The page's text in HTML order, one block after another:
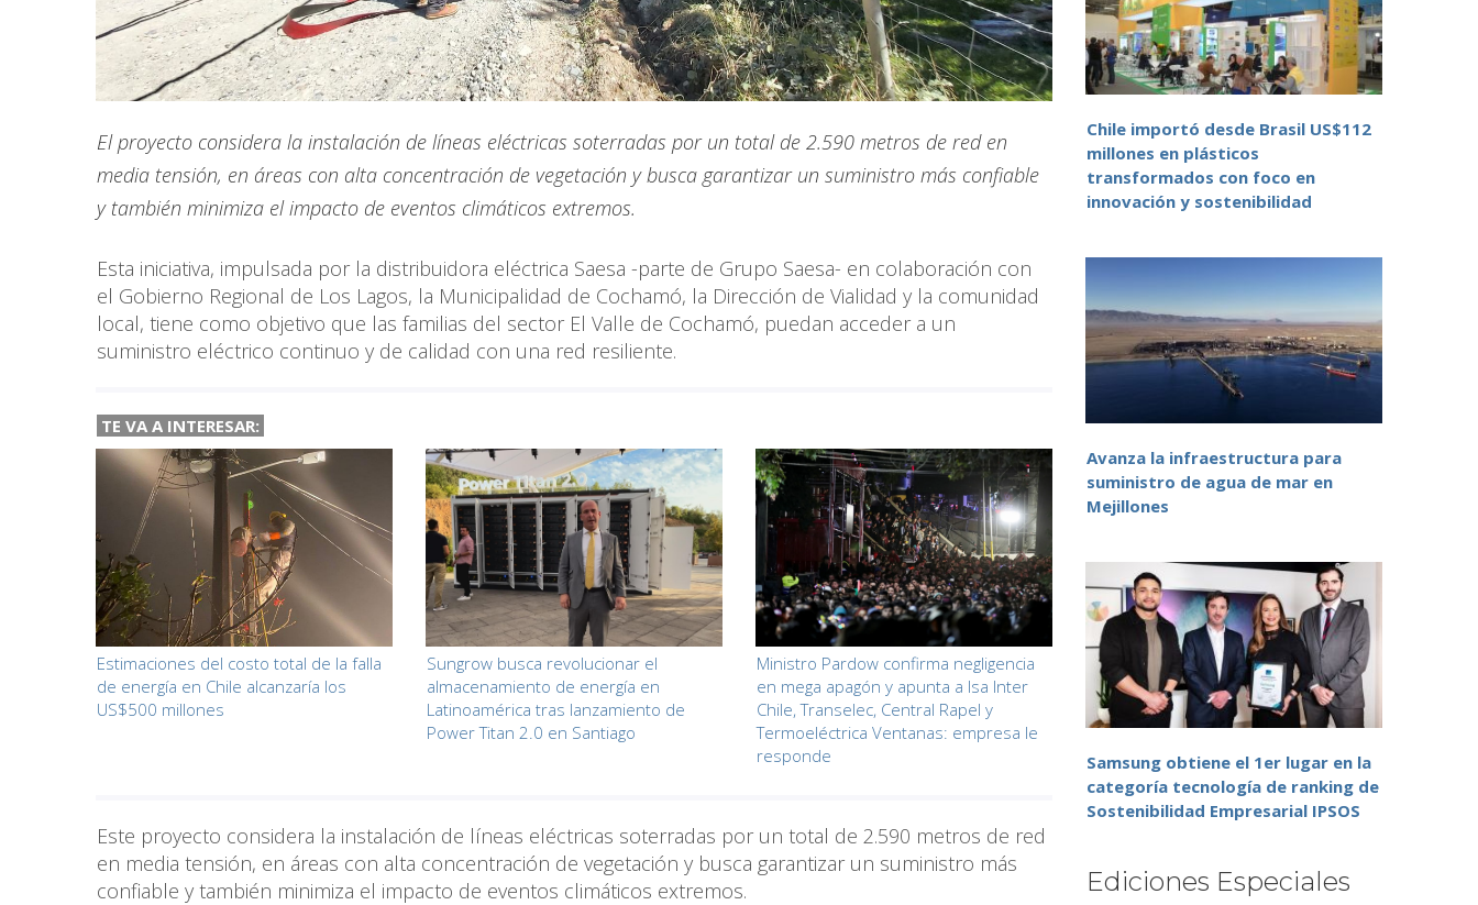
El proyecto considera la instalación de líneas eléctricas soterradas por un total de 2.590 metros de red en
media tensión, en áreas con alta concentración de vegetación y busca garantizar un suministro más confiable
y también minimiza el impacto de eventos climáticos extremos.
Esta iniciativa, impulsada por la distribuidora eléctrica Saesa -parte de Grupo Saesa- en colaboración con
el Gobierno Regional de Los Lagos, la Municipalidad de Cochamó, la Dirección de Vialidad y la comunidad
local, tiene como objetivo que las familias del sector El Valle de Cochamó, puedan acceder a un
suministro eléctrico continuo y de calidad con una red resiliente.
TE VA A INTERESAR:
Estimaciones del costo total de la falla
de energía en Chile alcanzaría los
US$500 millones
Sungrow busca revolucionar el
almacenamiento de energía en
Latinoamérica tras lanzamiento de
Power Titan 2.0 en Santiago
Ministro Pardow confirma negligencia
en mega apagón y apunta a Isa Inter
Chile, Transelec, Central Rapel y
Termoeléctrica Ventanas: empresa le
responde
Este proyecto considera la instalación de líneas eléctricas soterradas por un total de 2.590 metros de red
en media tensión, en áreas con alta concentración de vegetación y busca garantizar un suministro más
confiable y también minimiza el impacto de eventos climáticos extremos.
Chile importó desde Brasil US$112
millones en plásticos
transformados con foco en
innovación y sostenibilidad
Avanza la infraestructura para
suministro de agua de mar en
Mejillones
Samsung obtiene el 1er lugar en la
categoría tecnología de ranking de
Sostenibilidad Empresarial IPSOS
Ediciones Especiales